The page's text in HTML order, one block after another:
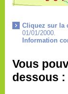
Cliquez sur la
01/01/2000.
Information
Vous
dessous :